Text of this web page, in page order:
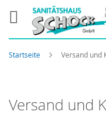
Startseite Versand und
Versand und